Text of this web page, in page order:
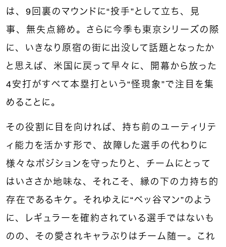
は、9回裏のマウンドに“投手”として立ち、見
事、無失点締め。さらに今季も東京シリーズの際
に、いきなり原宿の街に出没して話題となったか
と思えば、米国に戻って早々に、開幕から放った
4安打がすべて本塁打という“怪現象”で注目を集
めることに。
その役割に目を向ければ、持ち前のユーティリテ
ィ能力を活かす形で、故障した選手の代わりに
様々なポジションを守ったりと、チームにとって
はいささか地味な、それこそ、縁の下の力持ち的
存在であるキケ。それゆえに“ベッ谷マン”のよう
に、レギュラーを確約されている選手ではないも
のの、その愛されキャラぶりはチーム随一。これ